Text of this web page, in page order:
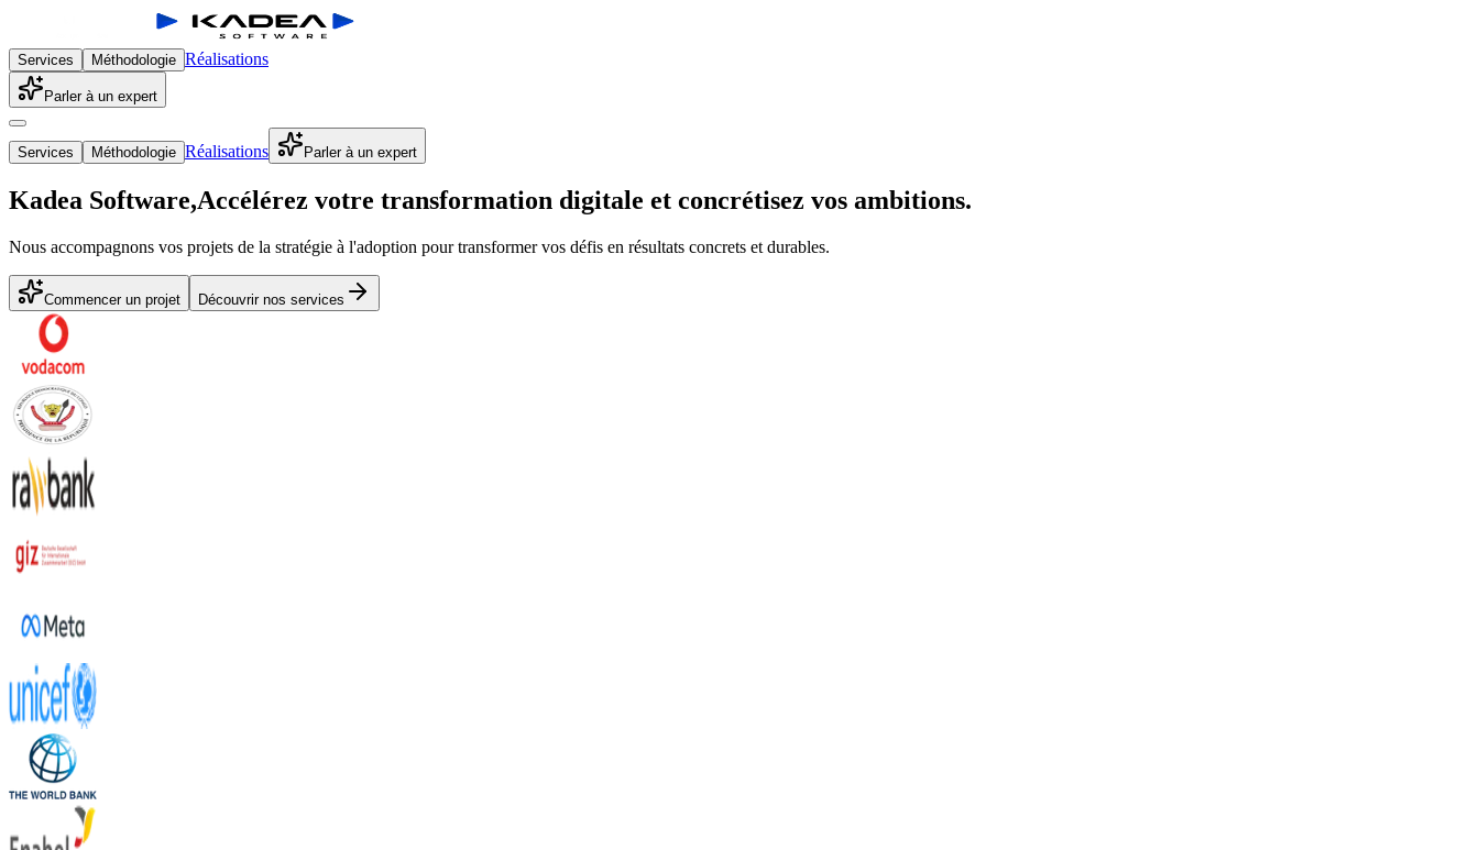
Services Méthodologie Réalisations
Parler à un expert
Services Méthodologie Réalisations Parler à un expert
Kadea Software,Accélérez votre transformation digitale et concrétisez vos ambitions.
Nous accompagnons vos projets de la stratégie à l'adoption pour transformer vos défis en résultats concrets et durables.
Commencer un projet Découvrir nos services